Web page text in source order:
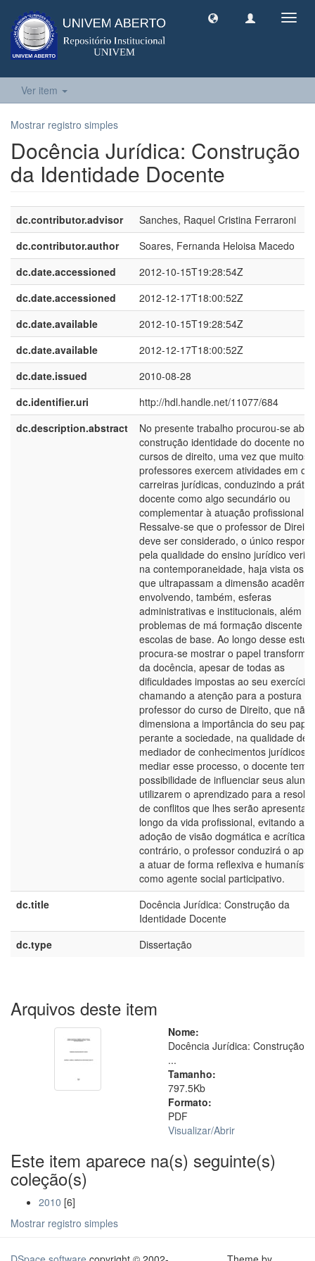
Ver item
Mostrar registro simples
Docência Jurídica: Construção
da Identidade Docente
dc.contributor.advisor
Sanches, Raquel Cristina Ferraroni
dc.contributor.author
Soares, Fernanda Heloisa Macedo
dc.date.accessioned
2012-10-15T19:28:54Z
dc.date.accessioned
2012-12-17T18:00:52Z
dc.date.available
2012-10-15T19:28:54Z
dc.date.available
2012-12-17T18:00:52Z
dc.date.issued
2010-08-28
dc.identifier.uri
http://hdl.handle.net/11077/684
dc.description.abstract
No presente trabalho procurou-se
construção identidade do docente nos
cursos de direito, uma vez que muitos
professores exercem atividades em
carreiras jurídicas, conduzindo a
docente como algo secundário ou
complementar à atuação profissional.
Ressalve-se que o professor de
deve ser considerado, o único
pela qualidade do ensino jurídico
na contemporaneidade, haja vista os
que ultrapassam a dimensão
envolvendo, também, esferas
administrativas e institucionais, além de
problemas de má formação discente
escolas de base. Ao longo desse
procura-se mostrar o papel
da docência, apesar de todas as
dificuldades impostas ao seu exercício,
chamando a atenção para a postura do
professor do curso de Direito, que não
dimensiona a importância do seu papel
perante a sociedade, na qualidade de
mediador de conhecimentos jurídicos.
mediar esse processo, o docente tem a
possibilidade de influenciar seus
utilizarem o aprendizado para a
de conflitos que lhes serão
longo da vida profissional, evitando a
adoção de visão dogmática e acrítica,
contrário, o professor conduzirá o
a atuar de forma reflexiva e
como agente social participativo.
dc.title
Docência Jurídica: Construção da
Identidade Docente
dc.type
Dissertação
Arquivos deste item
Nome:
Docência Jurídica: Construção
...
Tamanho:
797.5Kb
Formato:
PDF
Visualizar/Abrir
Este item aparece na(s) seguinte(s)
coleção(s)
2010 [6]
Mostrar registro simples